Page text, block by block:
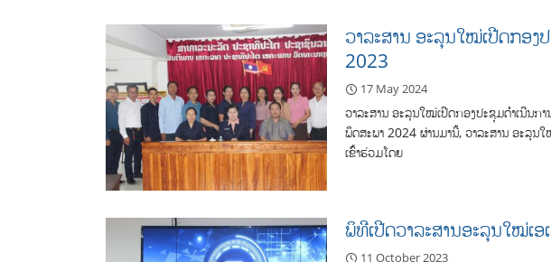
ວາລະສານ ອະລຸນໃໝ່ເປີດກອງ
2023
17 May 2024
ວາລະສານ ອະລຸນໃໝ່ເປີດກອງປະຊຸມດຳເນີນ
ພຶດສະພາ 2024 ຜ່ານມານີ້, ວາລະສານ ອະລຸ
ເຂົ້າຮ່ວມໂດຍ
ພິທີເປີດວາລະສານອະລຸນໃໝ່ເອ
11 October 2023